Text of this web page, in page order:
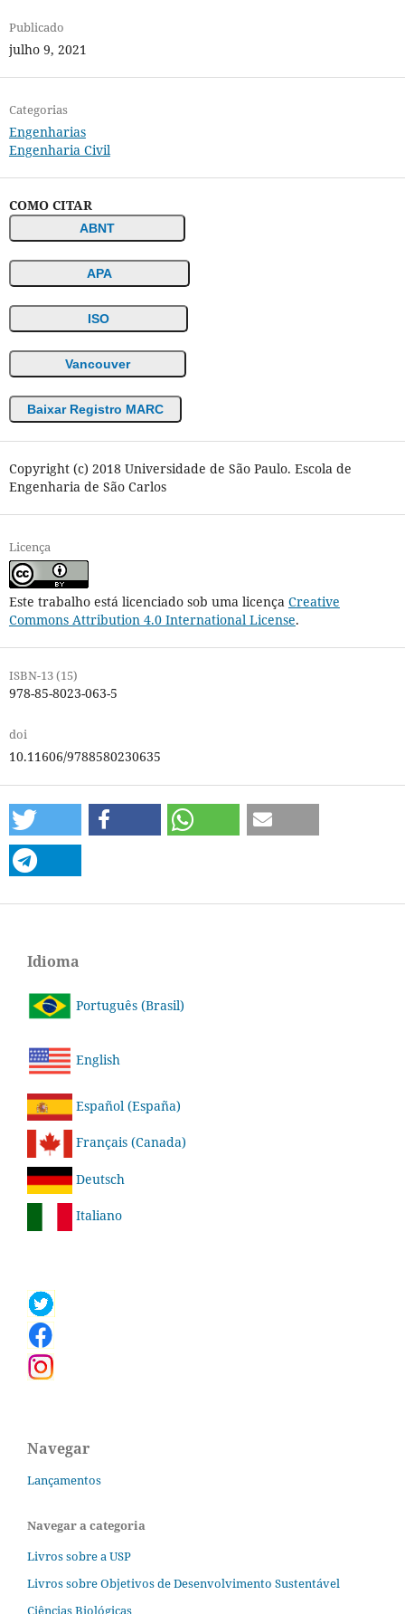
Publicado
julho 9, 2021
Categorias
Engenharias
Engenharia Civil
COMO CITAR
ABNT
APA
ISO
Vancouver
Baixar Registro MARC
Copyright (c) 2018 Universidade de São Paulo. Escola de
Engenharia de São Carlos
Licença
Este trabalho está licenciado sob uma licença Creative
Commons Attribution 4.0 International License.
ISBN-13 (15)
978-85-8023-063-5
doi
10.11606/9788580230635
Idioma
Português (Brasil)
English
Español (España)
Français (Canada)
Deutsch
Italiano
Navegar
Lançamentos
Navegar a categoria
Livros sobre a USP
Livros sobre Objetivos de Desenvolvimento Sustentável
Ciências Biológicas